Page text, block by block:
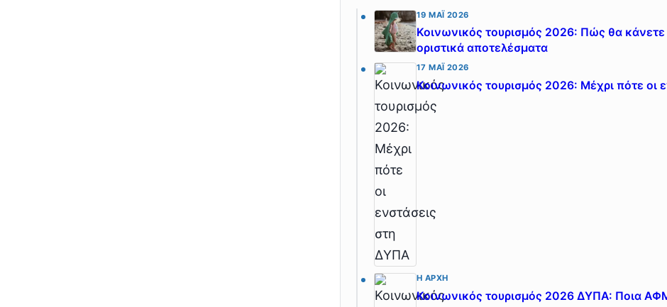
19 ΜΆΙ 2026
Κοινωνικός τουρισμός 2026: Πώς θα
οριστικά αποτελέσματα
17 ΜΆΙ 2026
Κοινωνικός τουρισμός 2026: Μέχρι πότε οι
Η ΑΡΧΉ
Κοινωνικός τουρισμός 2026 ΔΥΠΑ: Ποια